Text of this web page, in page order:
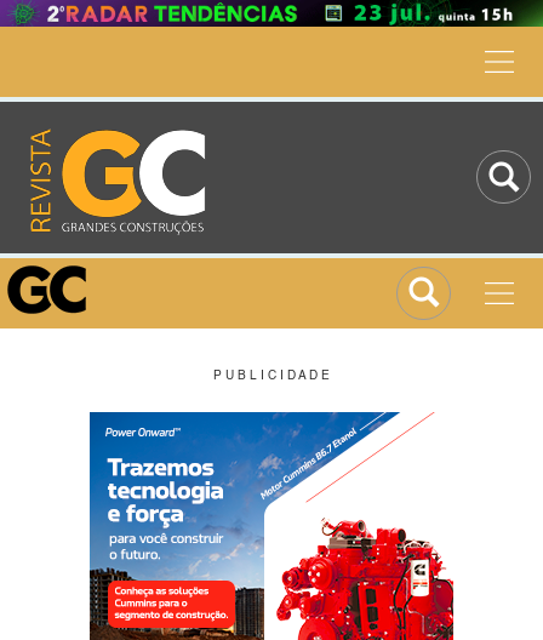
P U B L I C I D A D E